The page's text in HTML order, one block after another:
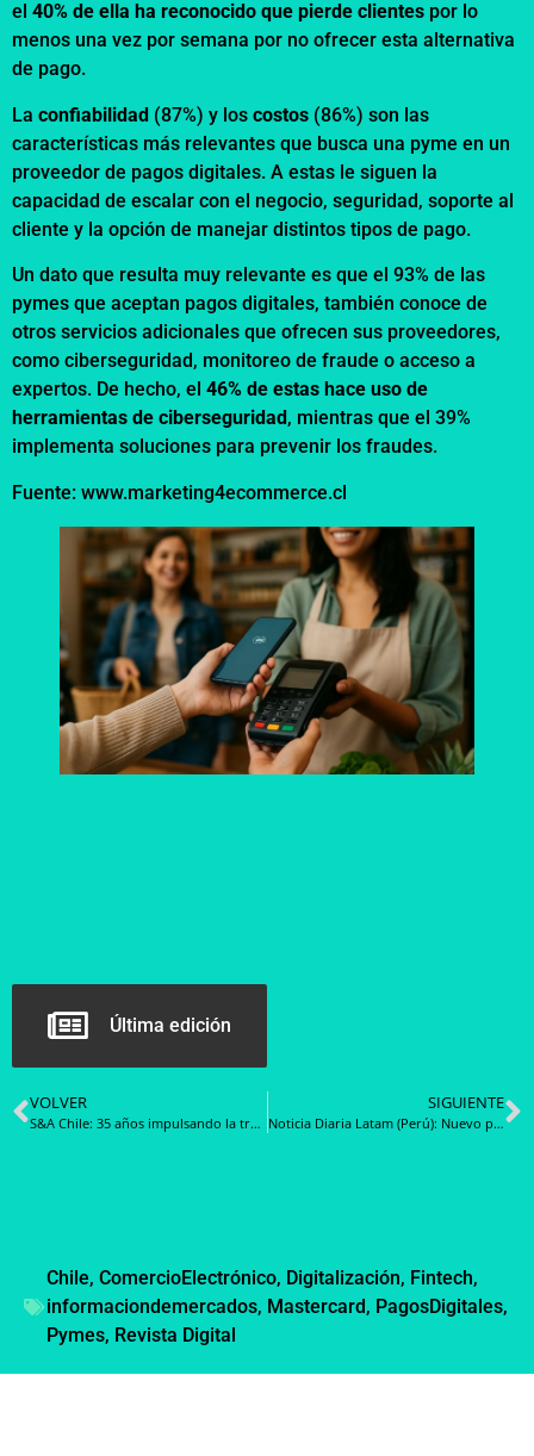
el 40% de ella ha reconocido que pierde clientes por lo
menos una vez por semana por no ofrecer esta alternativa
de pago.
La confiabilidad (87%) y los costos (86%) son las
características más relevantes que busca una pyme en un
proveedor de pagos digitales. A estas le siguen la
capacidad de escalar con el negocio, seguridad, soporte al
cliente y la opción de manejar distintos tipos de pago.
Un dato que resulta muy relevante es que el 93% de las
pymes que aceptan pagos digitales, también conoce de
otros servicios adicionales que ofrecen sus proveedores,
como ciberseguridad, monitoreo de fraude o acceso a
expertos. De hecho, el 46% de estas hace uso de
herramientas de ciberseguridad , mientras que el 39%
implementa soluciones para prevenir los fraudes.
Fuente: www.marketing4ecommerce.cl
Última edición
VOLVER
S&A Chile: 35 años impulsando la transformación digital en Chile
SIGUIENTE
Noticia Diaria Latam (Perú): Nuevo plazo para la formalización contractual y entrega N.° 1 de la compra corporativa obligatoria
Chile, ComercioElectrónico, Digitalización, Fintech,
informaciondemercados, Mastercard, PagosDigitales,
Pymes, Revista Digital